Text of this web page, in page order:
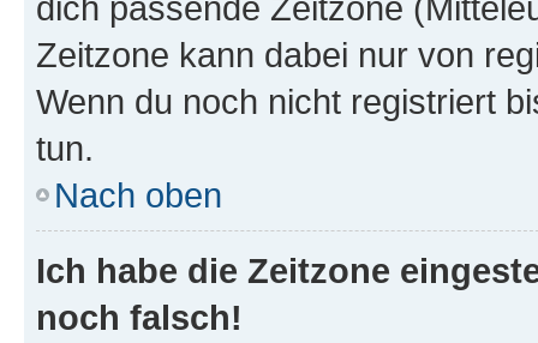
Zeitzone kann dabei nur von
Wenn du noch nicht registriert
tun.
Nach oben
Ich habe die Zeitzone
noch falsch!